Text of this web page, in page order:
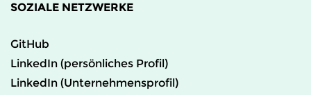
SOZIALE NETZWERKE
GitHub
LinkedIn (persönliches Profil)
LinkedIn (Unternehmensprofil)